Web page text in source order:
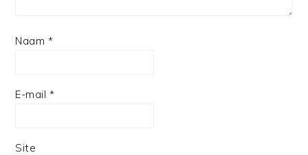
Naam *
E-mail *
Site